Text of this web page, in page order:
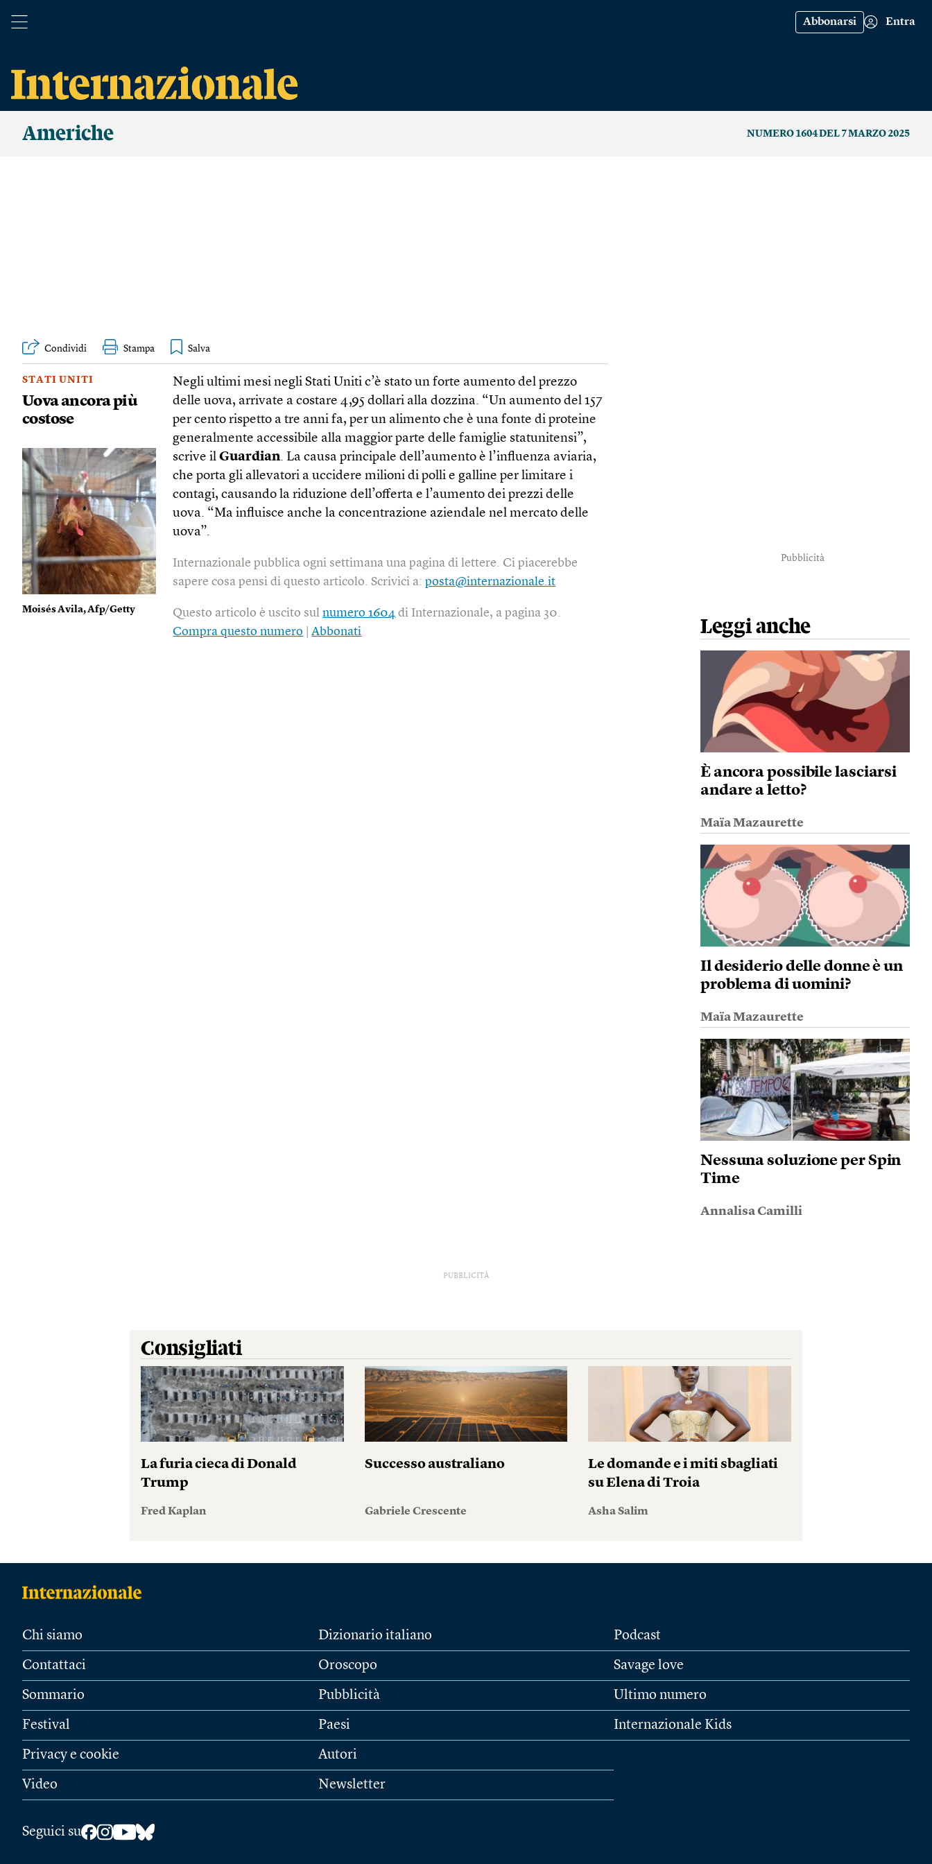
Abbonarsi Entra
Americhe NUMERO 1604 DEL 7 MARZO 2025
Condividi Stampa
STATI UNITI
Uova ancora più
costose
Moisés Avila, Afp/Getty
Negli ultimi mesi negli Stati Uniti c’è stato un forte aumento del prezzo
delle uova, arrivate a costare 4,95 dollari alla dozzina. “Un aumento del 157
per cento rispetto a tre anni fa, per un alimento che è una fonte di proteine
generalmente accessibile alla maggior parte delle famiglie statunitensi”,
scrive ilGuardian. La causa principale dell’aumento è l’influenza aviaria,
che porta gli allevatori a uccidere milioni di polli e galline per limitare i
contagi, causando la riduzione dell’offerta e l’aumento dei prezzi delle
uova. “Ma influisce anche la concentrazione aziendale nel mercato delle
uova”.
Internazionale pubblica ogni settimana una pagina di lettere. Ci piacerebbe
sapere cosa pensi di questo articolo. Scrivici a:posta@internazionale.it
Questo articolo è uscito sulnumero 1604 di Internazionale, a pagina 30.
Compra questo numero |Abbonati
Pubblicità
Leggi anche
È ancora possibile lasciarsi
andare a letto?
Maïa Mazaurette
Il desiderio delle donne è un
problema di uomini?
Maïa Mazaurette
Nessuna soluzione per Spin
Time
Annalisa Camilli
PUBBLICITÀ
Consigliati
La furia cieca di Donald
Trump
Fred Kaplan
Successo australiano
Gabriele Crescente
Le domande e i miti sbagliati
su Elena di Troia
Asha Salim
Chi siamo
Contattaci
Sommario
Festival
Privacy e cookie
Video
Dizionario italiano
Oroscopo
Pubblicità
Paesi
Autori
Newsletter
Podcast
Savage love
Ultimo numero
Internazionale Kids
Seguici su